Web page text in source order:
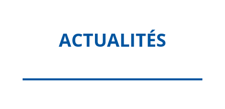
ACTUALITÉS